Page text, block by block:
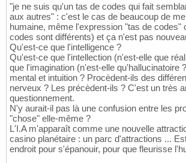
"je ne suis qu'un tas de codes qui fait
aux autres" : c'est le cas de beaucoup de
humaine, même l'expression "tas de codes"
codes sont différents) et ça n'est pas
Qu'est-ce que l'intelligence ?
Qu'est-ce que l'intellection (n'est-elle que
que l'imagination (n'est-elle qu'hallucinatoire
mental et intuition ? Procèdent-ils des
nerveux ? Les précèdent-ils ? C'est un très
questionnement.
N'y aurait-il pas là une confusion entre les
"chose" elle-même ?
L'I.A m'apparaît comme une nouvelle
casino planétaire : un parc d'attractions ...
endroit pour s'épanouir, pour que fleurisse